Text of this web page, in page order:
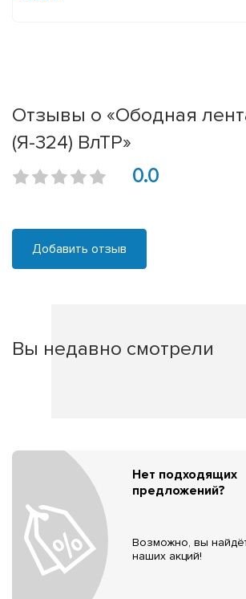
Отзывы о «Ободная
(Я-324) ВлТР»
0.0
Добавить отзыв
Вы недавно смотрели
Нет подходящих
предложений?
Возможно, вы
наших акций!